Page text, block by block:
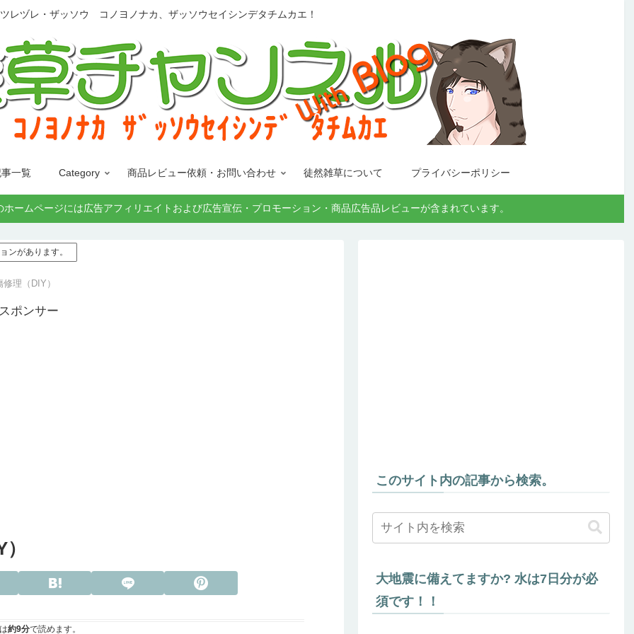
ツレヅレ・ザッソウ コノヨノナカ、ザッソウセイシンデタチムカエ！
一覧 Category 商品レビュー依頼・お問い合わせ 徒然雑草について プライバシーポリシー
ホームページには広告アフィリエイトおよび広告宣伝・プロモーション・商品広告品レビューが含まれています。
ンがあります。
理（DIY）
ポンサー
約9分で読めます。
このサイト内の記事から検索。
大地震に備えてますか? 水は7日分が必
須です！！